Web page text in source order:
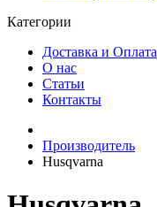
Категории
Доставка и Оплата
О нас
Статьи
Контакты
Производитель
Husqvarna